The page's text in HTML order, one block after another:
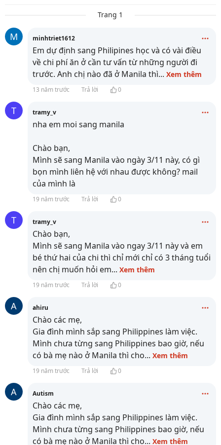
Trang 1
M minhtriet1612
Em dự định sang Philipines học và có vài điều
về chi phí ăn ở cần tư vấn từ những người đi
trước. Anh chị nào đã ở Manila thì... Xem thêm
13 năm trước Trả lời 0
T tramy_v
nha em moi sang manila
Chào bạn,
Mình sẽ sang Manila vào ngày 3/11 này, có gì
bọn mình liên hệ với nhau được không? mail
của mình là
19 năm trước Trả lời 0
T tramy_v
Chào bạn,
Mình sẽ sang Manila vào ngay 3/11 này và em
bé thứ hai của chi thì chỉ mới chỉ có 3 tháng tuổi
nên chị muốn hỏi em... Xem thêm
19 năm trước Trả lời 0
A ahiru
Chào các mẹ,
Gia đình mình sắp sang Philippines làm việc.
Mình chưa từng sang Philippines bao giờ, nếu
có bà mẹ nào ở Manila thì cho... Xem thêm
19 năm trước Trả lời 0
A Autism
Chào các mẹ,
Gia đình mình sắp sang Philippines làm việc.
Mình chưa từng sang Philippines bao giờ, nếu
có bà mẹ nào ở Manila thì cho... Xem thêm